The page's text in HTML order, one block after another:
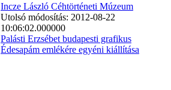
Incze László Céhtörténeti Múzeum
Utolsó módosítás: 2012-08-22
10:06:02.000000
Palásti Erzsébet budapesti grafikus
Édesapám emlékére egyéni kiállítása